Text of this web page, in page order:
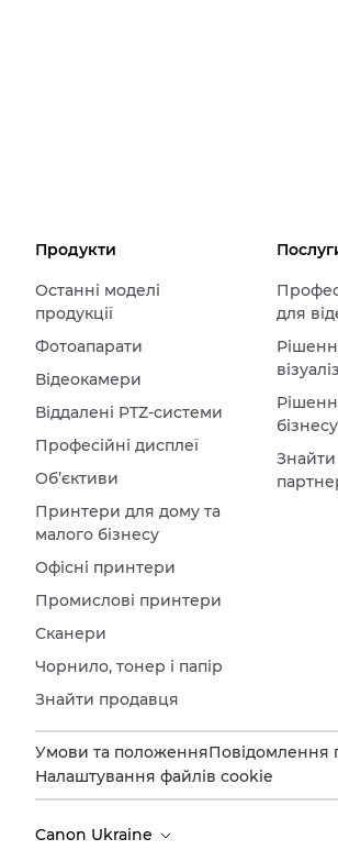
Продукти
Останні моделі
продукції
Фотоапарати
Відеокамери
Віддалені PTZ-системи
Професійні дисплеї
Об’єктиви
Принтери для дому та
малого бізнесу
Офісні принтери
Промислові принтери
Сканери
Чорнило, тонер і папір
Знайти продавця
для
бізнесу
Знайти
Умови та положенняПовідомлення
Налаштування файлів cookie
Canon Ukraine